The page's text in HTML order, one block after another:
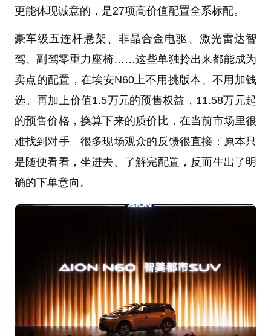
更能体现诚意的，是27项高价值配置全系标配。
豪车级五连杆悬架、非晶合金电驱、激光雷达智
驾、副驾零重力座椅……这些单独拎出来都能成为
卖点的配置，在埃安N60上不用挑版本、不用加钱
选。再加上价值1.5万元的预售权益，11.58万元起
的预售价格，换算下来的质价比，在当前市场里很
难找到对手。很多现场观众的反馈很直接：原本只
是随便看看，坐进去、了解完配置，反而生出了明
确的下单意向。